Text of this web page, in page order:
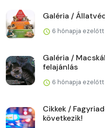
Galéria /
6 hónapja ezelőtt
Galéria /
felajánlás
6 hónapja ezelőtt
Cikkek /
következik!